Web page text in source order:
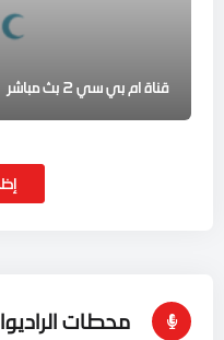
قناة ام بي سي 2 بث مباشر
محطات